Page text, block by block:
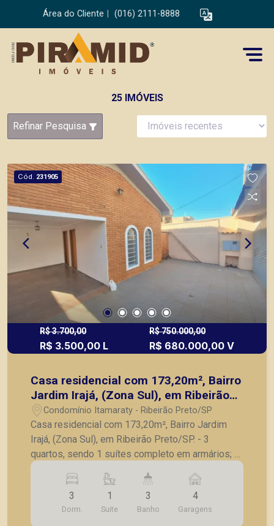
Área do Cliente (016) 2111-8888
25 IMÓVEIS
Refinar Pesquisa
Cód. 231905
R$ 3.700,00
R$ 3.500,00 L
R$ 750.000,00
R$ 680.000,00 V
Casa residencial com 173,20m², Bairro
Jardim Irajá, (Zona Sul), em Ribeirão
Preto/SP.
Condomínio Itamaraty - Ribeirão Preto/SP
Casa residencial com 173,20m², Bairro Jardim
Irajá, (Zona Sul), em Ribeirão Preto/SP. - 3
quartos, sendo 1 suítes completo em armários; -
Banheiro social; - Sala de Tv e Jantar; - Cozinha
com gabinete; - Dependência e banheiro de
serviço; - Quintal; - 4 vagas de garagem. A
Piramid tem como objetivo atender seus clientes
3
Dorm.
1
Suite
3
Banho
4
Garagens